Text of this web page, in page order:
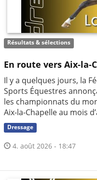
Résultats & sélections
En route vers Aix-la-
Il y a quelques jours, la
Sports Équestres
les championnats du
Aix-la-Chapelle au mois
Dressage
4. août 2026 - 18:47